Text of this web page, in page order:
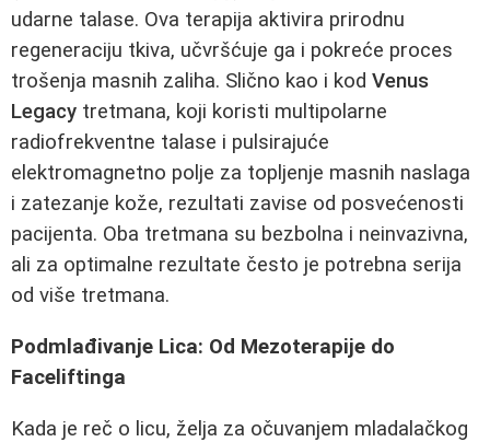
udarne talase. Ova terapija aktivira prirodnu
regeneraciju tkiva, učvršćuje ga i pokreće proces
trošenja masnih zaliha. Slično kao i kod Venus
Legacy tretmana, koji koristi multipolarne
radiofrekventne talase i pulsirajuće
elektromagnetno polje za topljenje masnih naslaga
i zatezanje kože, rezultati zavise od posvećenosti
pacijenta. Oba tretmana su bezbolna i neinvazivna,
ali za optimalne rezultate često je potrebna serija
od više tretmana.
Podmlađivanje Lica: Od Mezoterapije do
Faceliftinga
Kada je reč o licu, želja za očuvanjem mladalačkog